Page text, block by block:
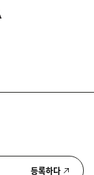
등록하다